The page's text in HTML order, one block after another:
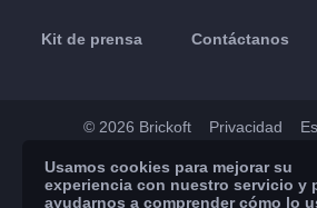
Kit de prensa Contáctanos
© 2026 Brickoft Privacidad
App Store
Usamos cookies para mejorar su
experiencia con nuestro servicio y
ayudarnos a comprender cómo lo